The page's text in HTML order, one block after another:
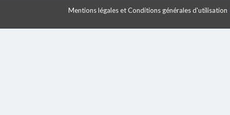
Mentions légales et Conditions générales d'utilisation